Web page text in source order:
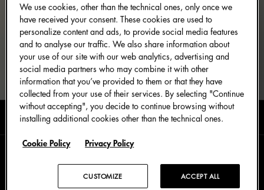
九月 2025
阅读时长0分钟
Dolce&Gabbana的标志性符号塑造出一个以和谐对比
为特色的完整衣橱，每一件作品皆成为无限剪裁工艺的
We use cookies, other than the technical ones, only once we
have received your consent. These cookies are used to
personalize content and ads, to provide social media features
and to analyse our traffic. We also share information about
your use of our site with our web analytics, advertising and
social media partners who may combine it with other
information that you’ve provided to them or that they have
collected from your use of their services. By selecting "Continue
without accepting", you decide to continue browsing without
installing additional cookies other than the technical ones.
Cookie Policy Privacy Policy
ACCEPT ALL
CUSTOMIZE